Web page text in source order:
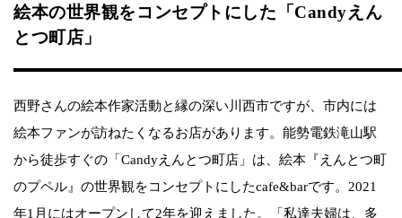
絵本の世界観をコンセプトにした「Candyえん
とつ町店」
西野さんの絵本作家活動と縁の深い川西市ですが、市内には
絵本ファンが訪ねたくなるお店があります。能勢電鉄滝山駅
から徒歩すぐの「Candyえんとつ町店」は、絵本『えんとつ町
のプペル』の世界観をコンセプトにしたcafe&barです。2021
年1月にはオープンして2年を迎えました。「私達夫婦は、多